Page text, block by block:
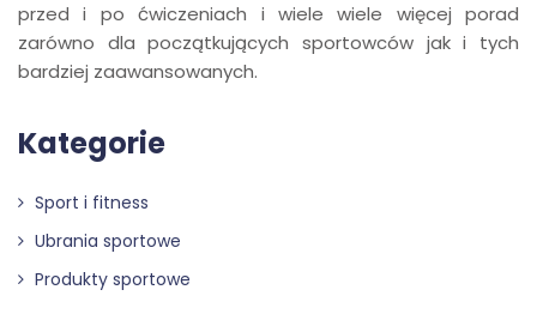
przed i po ćwiczeniach i wiele wiele więcej porad
zarówno dla początkujących sportowców jak i tych
bardziej zaawansowanych.
Kategorie
Sport i fitness
Ubrania sportowe
Produkty sportowe